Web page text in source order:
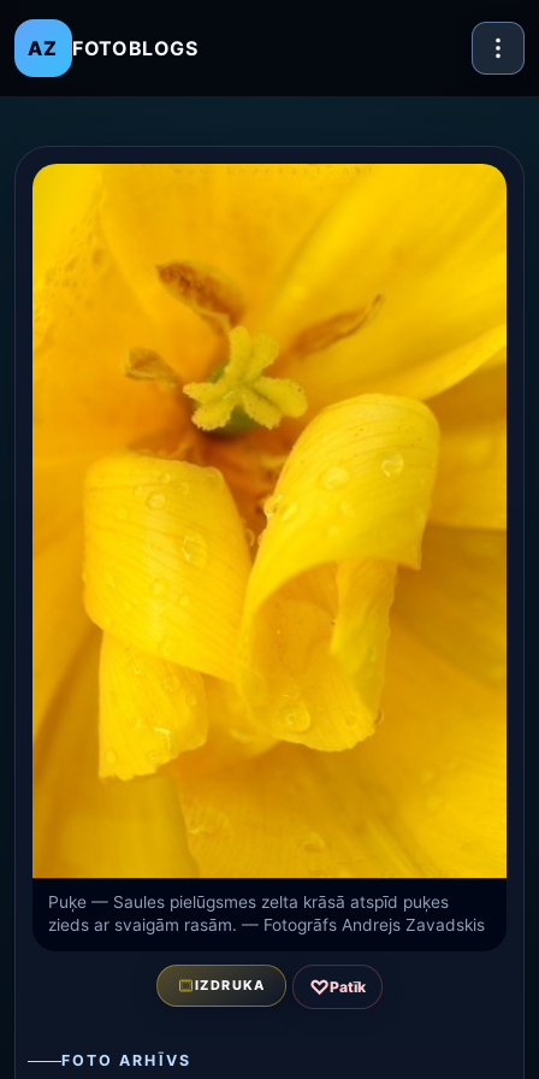
AZ FOTOBLOGS
Puķe — Saules pielūgsmes zelta krāsā atspīd puķes
zieds ar svaigām rasām. — Fotogrāfs Andrejs Zavadskis
IZDRUKA ♡Patīk
FOTO ARHĪVS